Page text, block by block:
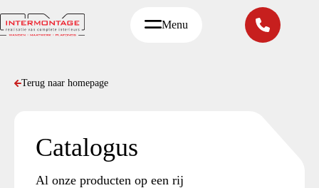
naar
de
Menu
Terug naar homepage
Catalogus
Al onze producten op een rij